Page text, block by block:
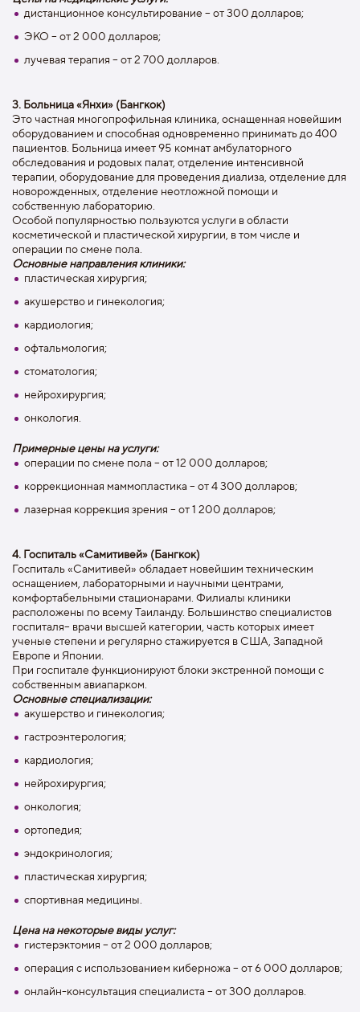
дистанционное консультирование – от 300 долларов;
ЭКО – от 2 000 долларов;
лучевая терапия – от 2 700 долларов.
3. Больница «Янхи» (Бангкок)
Это частная многопрофильная клиника, оснащенная новейшим
оборудованием и способная одновременно принимать до 400
пациентов. Больница имеет 95 комнат амбулаторного
обследования и родовых палат, отделение интенсивной
терапии, оборудование для проведения диализа, отделение для
новорожденных, отделение неотложной помощи и
собственную лабораторию.
Особой популярностью пользуются услуги в области
косметической и пластической хирургии, в том числе и
операции по смене пола.
Основные направления клиники:
пластическая хирургия;
акушерство и гинекология;
кардиология;
офтальмология;
стоматология;
нейрохирургия;
онкология.
Примерные цены на услуги:
операции по смене пола – от 12 000 долларов;
коррекционная маммопластика – от 4 300 долларов;
лазерная коррекция зрения – от 1 200 долларов;
4. Госпиталь «Самитивей» (Бангкок)
Госпиталь «Самитивей» обладает новейшим техническим
оснащением, лабораторными и научными центрами,
комфортабельными стационарами. Филиалы клиники
расположены по всему Таиланду. Большинство специалистов
госпиталя– врачи высшей категории, часть которых имеет
ученые степени и регулярно стажируется в США, Западной
Европе и Японии.
При госпитале функционируют блоки экстренной помощи с
собственным авиапарком.
Основные специализации:
акушерство и гинекология;
гастроэнтерология;
кардиология;
нейрохирургия;
онкология;
ортопедия;
эндокринология;
пластическая хирургия;
спортивная медицины.
Цена на некоторые виды услуг:
гистерэктомия – от 2 000 долларов;
операция с использованием киберножа – от 6 000 долларов;
онлайн-консультация специалиста – от 300 долларов.